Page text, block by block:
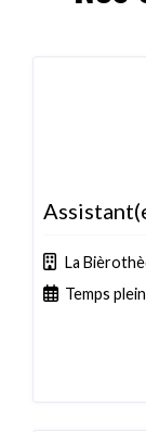
La
Temps plein